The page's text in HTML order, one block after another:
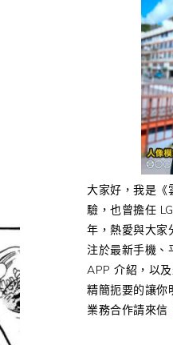
大家好，我是《
驗，也曾擔任
年，熱愛與大家
注於最新手機、
APP 介紹，以
精簡扼要的讓你
業務合作請來信